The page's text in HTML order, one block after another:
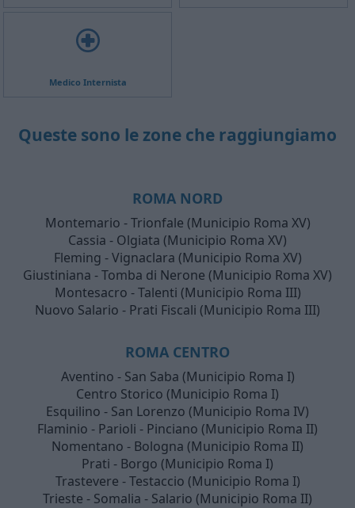
Medico Internista
Queste sono le zone che raggiungiamo
ROMA NORD
Montemario - Trionfale (Municipio Roma XV)
Cassia - Olgiata (Municipio Roma XV)
Fleming - Vignaclara (Municipio Roma XV)
Giustiniana - Tomba di Nerone (Municipio Roma XV)
Montesacro - Talenti (Municipio Roma III)
Nuovo Salario - Prati Fiscali (Municipio Roma III)
ROMA CENTRO
Aventino - San Saba (Municipio Roma I)
Centro Storico (Municipio Roma I)
Esquilino - San Lorenzo (Municipio Roma IV)
Flaminio - Parioli - Pinciano (Municipio Roma II)
Nomentano - Bologna (Municipio Roma II)
Prati - Borgo (Municipio Roma I)
Trastevere - Testaccio (Municipio Roma I)
Trieste - Somalia - Salario (Municipio Roma II)